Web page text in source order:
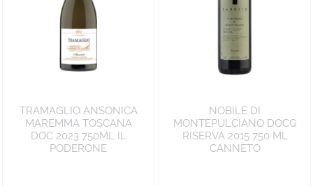
TRAMAGLIO ANSONICA
MAREMMA TOSCANA
DOC 2023 750ML IL
PODERONE
NOBILE DI
MONTEPULCIANO DOCG
RISERVA 2015 750 ML
CANNETO